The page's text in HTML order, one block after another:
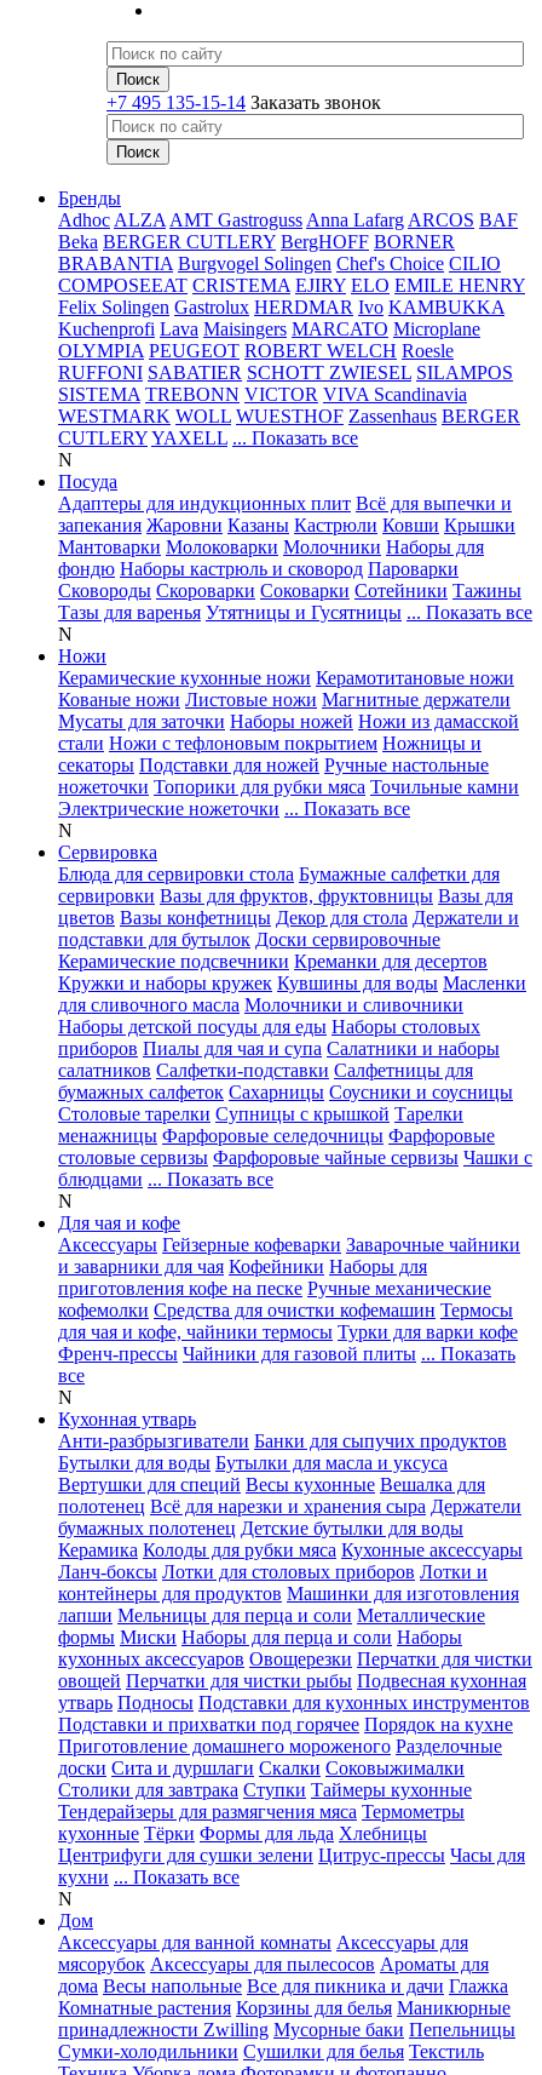
+7 495 135-15-14 Заказать звонок
Бренды
Adhoc ALZA AMT Gastroguss Anna Lafarg ARCOS BAF
Beka BERGER CUTLERY BergHOFF BORNER
BRABANTIA Burgvogel Solingen Chef's Choice CILIO
COMPOSEEAT CRISTEMA EJIRY ELO EMILE HENRY
Felix Solingen Gastrolux HERDMAR Ivo KAMBUKKA
Kuchenprofi Lava Maisingers MARCATO Microplane
OLYMPIA PEUGEOT ROBERT WELCH Roesle
RUFFONI SABATIER SCHOTT ZWIESEL SILAMPOS
SISTEMA TREBONN VICTOR VIVA Scandinavia
WESTMARK WOLL WUESTHOF Zassenhaus BERGER
CUTLERYYAXELL ... Показать все
N
Посуда
Адаптеры для индукционных плит Всё для выпечки и
запекания Жаровни Казаны Кастрюли Ковши Крышки
Мантоварки Молоковарки Молочники Наборы для
фондю Наборы кастрюль и сковород Пароварки
Сковороды Скороварки Соковарки Сотейники Тажины
Тазы для варенья Утятницы и Гусятницы ... Показать все
N
Ножи
Керамические кухонные ножи Керамотитановые ножи
Кованые ножи Листовые ножи Магнитные держатели
Мусаты для заточки Наборы ножей Ножи из дамасской
стали Ножи с тефлоновым покрытием Ножницы и
секаторы Подставки для ножей Ручные настольные
ножеточки Топорики для рубки мяса Точильные камни
Электрические ножеточки ... Показать все
N
Сервировка
Блюда для сервировки стола Бумажные салфетки для
сервировки Вазы для фруктов, фруктовницы Вазы для
цветов Вазы конфетницы Декор для стола Держатели и
подставки для бутылок Доски сервировочные
Керамические подсвечники Креманки для десертов
Кружки и наборы кружек Кувшины для воды Масленки
для сливочного масла Молочники и сливочники
Наборы детской посуды для еды Наборы столовых
приборов Пиалы для чая и супа Салатники и наборы
салатников Салфетки-подставки Салфетницы для
бумажных салфеток Сахарницы Соусники и соусницы
Столовые тарелки Супницы с крышкой Тарелки
менажницы Фарфоровые селедочницы Фарфоровые
столовые сервизы Фарфоровые чайные сервизы Чашки с
блюдцами ... Показать все
N
Для чая и кофе
Аксессуары Гейзерные кофеварки Заварочные чайники
и заварники для чая Кофейники Наборы для
приготовления кофе на песке Ручные механические
кофемолки Средства для очистки кофемашин Термосы
для чая и кофе, чайники термосы Турки для варки кофе
Френч-прессы Чайники для газовой плиты ... Показать
все
N
Кухонная утварь
Анти-разбрызгиватели Банки для сыпучих продуктов
Бутылки для воды Бутылки для масла и уксуса
Вертушки для специй Весы кухонные Вешалка для
полотенец Всё для нарезки и хранения сыра Держатели
бумажных полотенец Детские бутылки для воды
Керамика Колоды для рубки мяса Кухонные аксессуары
Ланч-боксы Лотки для столовых приборов Лотки и
контейнеры для продуктов Машинки для изготовления
лапши Мельницы для перца и соли Металлические
формы Миски Наборы для перца и соли Наборы
кухонных аксессуаров Овощерезки Перчатки для чистки
овощей Перчатки для чистки рыбы Подвесная кухонная
утварь Подносы Подставки для кухонных инструментов
Подставки и прихватки под горячее Порядок на кухне
Приготовление домашнего мороженого Разделочные
доски Сита и дуршлаги Скалки Соковыжималки
Столики для завтрака Ступки Таймеры кухонные
Тендерайзеры для размягчения мяса Термометры
кухонные Тёрки Формы для льда Хлебницы
Центрифуги для сушки зелени Цитрус-прессы Часы для
кухни ... Показать все
N
Дом
Аксессуары для ванной комнаты Аксессуары для
мясорубок Аксессуары для пылесосов Ароматы для
дома Весы напольные Все для пикника и дачи Глажка
Комнатные растения Корзины для белья Маникюрные
принадлежности Zwilling Мусорные баки Пепельницы
Сумки-холодильники Сушилки для белья Текстиль